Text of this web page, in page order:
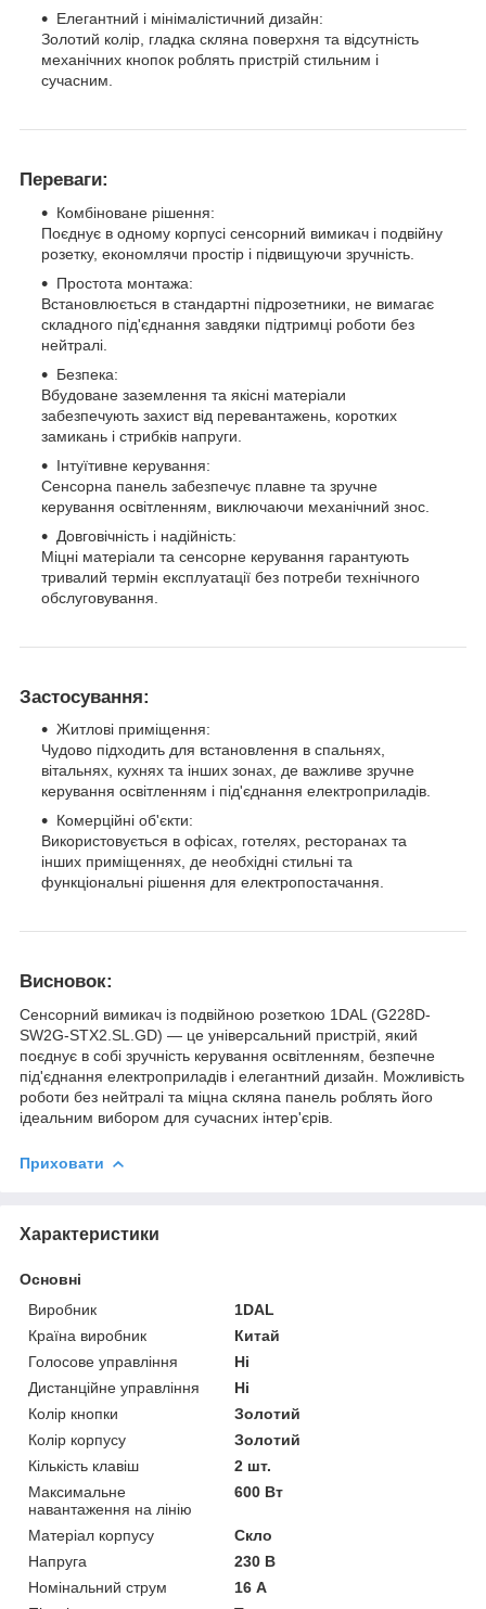
Елегантний і мінімалістичний дизайн:
Золотий колір, гладка скляна поверхня та відсутність
механічних кнопок роблять пристрій стильним і
сучасним.
Переваги:
Комбіноване рішення:
Поєднує в одному корпусі сенсорний вимикач і подвійну
розетку, економлячи простір і підвищуючи зручність.
Простота монтажа:
Встановлюється в стандартні підрозетники, не вимагає
складного під'єднання завдяки підтримці роботи без
нейтралі.
Безпека:
Вбудоване заземлення та якісні матеріали
забезпечують захист від перевантажень, коротких
замикань і стрибків напруги.
Інтуїтивне керування:
Сенсорна панель забезпечує плавне та зручне
керування освітленням, виключаючи механічний знос.
Довговічність і надійність:
Міцні матеріали та сенсорне керування гарантують
тривалий термін експлуатації без потреби технічного
обслуговування.
Застосування:
Житлові приміщення:
Чудово підходить для встановлення в спальнях,
вітальнях, кухнях та інших зонах, де важливе зручне
керування освітленням і під'єднання електроприладів.
Комерційні об'єкти:
Використовується в офісах, готелях, ресторанах та
інших приміщеннях, де необхідні стильні та
функціональні рішення для електропостачання.
Висновок:
Сенсорний вимикач із подвійною розеткою 1DAL (G228D-
SW2G-STX2.SL.GD) — це універсальний пристрій, який
поєднує в собі зручність керування освітленням, безпечне
під'єднання електроприладів і елегантний дизайн. Можливість
роботи без нейтралі та міцна скляна панель роблять його
ідеальним вибором для сучасних інтер'єрів.
Приховати
Характеристики
Основні
Виробник
1DAL
Країна виробник
Китай
Голосове управління
Ні
Дистанційне управління
Ні
Колір кнопки
Золотий
Колір корпусу
Золотий
Кількість клавіш
2 шт.
Максимальне
навантаження на лінію
600 Вт
Матеріал корпусу
Скло
Напруга
230 В
Номінальний струм
16 А